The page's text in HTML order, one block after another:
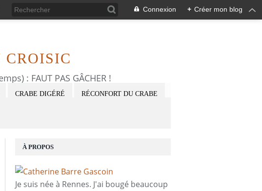
Connexion + Créer mon blog
CROISIC
: FAUT PAS GÂCHER !
CRABE DIGÉRÉ RÉCONFORT DU CRABE
À PROPOS
Je suis née à Rennes. J'ai bougé beaucoup